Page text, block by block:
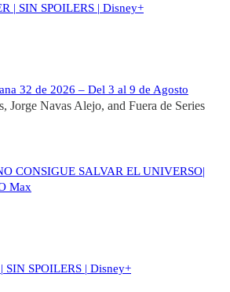
| SIN SPOILERS | Disney+
32 de 2026 – Del 3 al 9 de Agosto
, Jorge Navas Alejo, and Fuera de Series
CONSIGUE SALVAR EL UNIVERSO|
Max
SIN SPOILERS | Disney+